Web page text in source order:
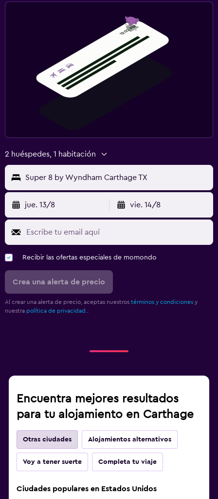
2 huéspedes, 1 habitación
Super 8 by Wyndham Carthage TX
jue. 13/8 vie. 14/8
Recibir las ofertas especiales de momondo
Crea una alerta de precio
Al crear una alerta de precio, aceptas nuestros términos y condiciones y
nuestra política de privacidad.
Encuentra mejores resultados
para tu alojamiento en Carthage
Otras ciudades Alojamientos alternativos
Voy a tener suerte Completa tu viaje
Ciudades populares en Estados Unidos